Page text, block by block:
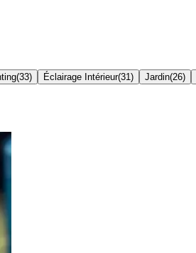
(33) Éclairage Intérieur(31 ) Jardin(26)